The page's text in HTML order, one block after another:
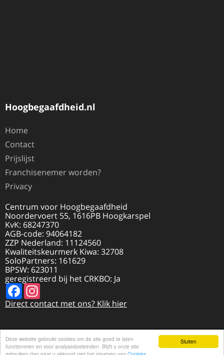
Sluiten
Deze website gebruikt cookies om de site goed te laten
functioneren en voor analysedoeleinden. Blijft u onze site
Hoogbegaafdheid.nl
Home
Contact
Prijslijst
Franchisenemer worden?
Privacy
Centrum voor Hoogbegaafdheid
Noordervoert 55, 1616PB Hoogkarspel
KvK: 68247370
AGB-code: 94064182
ZZP Nederland: 11124560
Kwaliteitskeurmerk Kiwa: 32708
SoloPartners: 161629
BPSW: 623011
geregistreerd bij het CRKBO: Ja
FacebookInstagram
Direct contact met ons? Klik hier
© 2026 HOOGBEGAAFDHEID.NL | REALISATIE
DOORVI@NET
DISCLAIMER